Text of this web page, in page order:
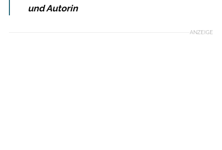
und Autorin
ANZEIGE